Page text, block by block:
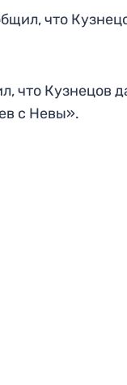
что
что Кузнецов
с Невы».